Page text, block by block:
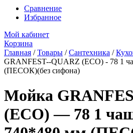
Сравнение
Избранное
Мой кабинет
Корзина
Главная /Товары /Сантехника /
GRANFEST--QUARZ (ECO) - 78 1
(ПЕСОК)(без сифона)
Мойка
(ECO) — 78 1